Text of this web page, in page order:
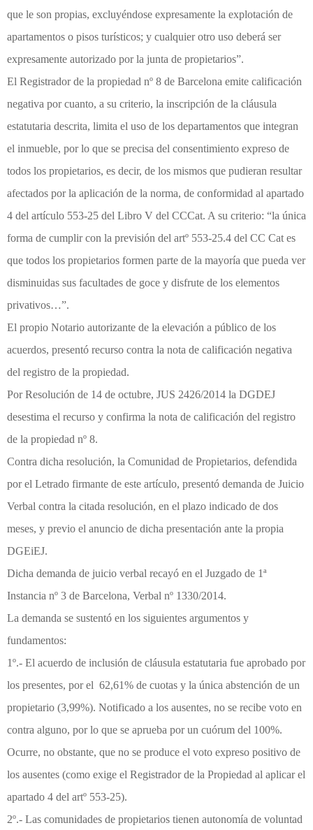
que le son propias, excluyéndose expresamente la explotación de
apartamentos o pisos turísticos; y cualquier otro uso deberá ser
expresamente autorizado por la junta de propietarios”.
El Registrador de la propiedad nº 8 de Barcelona emite calificación
negativa por cuanto, a su criterio, la inscripción de la cláusula
estatutaria descrita, limita el uso de los departamentos que integran
el inmueble, por lo que se precisa del consentimiento expreso de
todos los propietarios, es decir, de los mismos que pudieran resultar
afectados por la aplicación de la norma, de conformidad al apartado
4 del artículo 553-25 del Libro V del CCCat. A su criterio: “la única
forma de cumplir con la previsión del artº 553-25.4 del CC Cat es
que todos los propietarios formen parte de la mayoría que pueda ver
disminuidas sus facultades de goce y disfrute de los elementos
privativos…”.
El propio Notario autorizante de la elevación a público de los
acuerdos, presentó recurso contra la nota de calificación negativa
del registro de la propiedad.
Por Resolución de 14 de octubre, JUS 2426/2014 la DGDEJ
desestima el recurso y confirma la nota de calificación del registro
de la propiedad nº 8.
Contra dicha resolución, la Comunidad de Propietarios, defendida
por el Letrado firmante de este artículo, presentó demanda de Juicio
Verbal contra la citada resolución, en el plazo indicado de dos
meses, y previo el anuncio de dicha presentación ante la propia
DGEiEJ.
Dicha demanda de juicio verbal recayó en el Juzgado de 1ª
Instancia nº 3 de Barcelona, Verbal nº 1330/2014.
La demanda se sustentó en los siguientes argumentos y
fundamentos:
1º.- El acuerdo de inclusión de cláusula estatutaria fue aprobado por
los presentes, por el 62,61% de cuotas y la única abstención de un
propietario (3,99%). Notificado a los ausentes, no se recibe voto en
contra alguno, por lo que se aprueba por un cuórum del 100%.
Ocurre, no obstante, que no se produce el voto expreso positivo de
los ausentes (como exige el Registrador de la Propiedad al aplicar el
apartado 4 del artº 553-25).
2º.- Las comunidades de propietarios tienen autonomía de voluntad